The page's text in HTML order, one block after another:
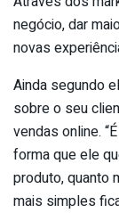
negócio, dar
novas
Ainda segundo
sobre o seu
vendas online.
forma que ele
produto, quanto
mais simples